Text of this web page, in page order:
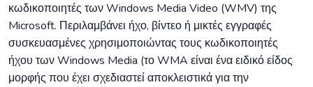
κωδικοποιητές των Windows Media Video (WMV) της
Microsoft. Περιλαμβάνει ήχο, βίντεο ή μικτές εγγραφές
συσκευασμένες χρησιμοποιώντας τους κωδικοποιητές
ήχου των Windows Media (το WMA είναι ένα ειδικό είδος
μορφής που έχει σχεδιαστεί αποκλειστικά για την